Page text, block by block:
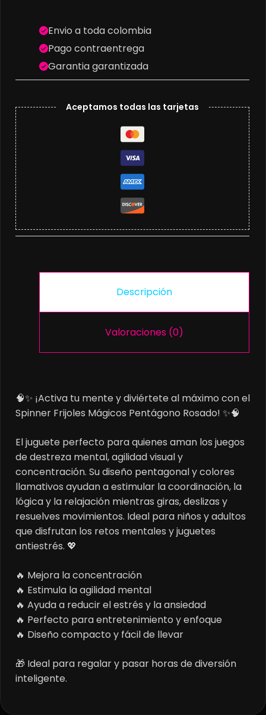
Envio a toda colombia
Pago contraentrega
Garantia garantizada
Aceptamos todas las tarjetas
Descripción
Valoraciones (0)
🧠✨ ¡Activa tu mente y diviértete al máximo con el
Spinner Frijoles Mágicos Pentágono Rosado! ✨🧠
El juguete perfecto para quienes aman los juegos
de destreza mental, agilidad visual y
concentración. Su diseño pentagonal y colores
llamativos ayudan a estimular la coordinación, la
lógica y la relajación mientras giras, deslizas y
resuelves movimientos. Ideal para niños y adultos
que disfrutan los retos mentales y juguetes
antiestrés. 💖
🔥 Mejora la concentración
🔥 Estimula la agilidad mental
🔥 Ayuda a reducir el estrés y la ansiedad
🔥 Perfecto para entretenimiento y enfoque
🔥 Diseño compacto y fácil de llevar
🎁 Ideal para regalar y pasar horas de diversión
inteligente.